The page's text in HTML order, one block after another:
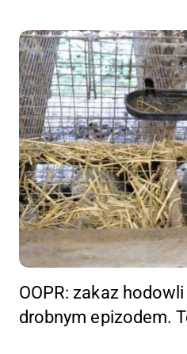
OOPR: zakaz
drobnym epizodem.